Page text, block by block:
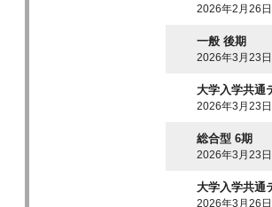
2026年2月26
一般 後期
2026年3月23
大学入学共通
2026年3月23
総合型 6期
2026年3月23
大学入学共通
2026年3月26